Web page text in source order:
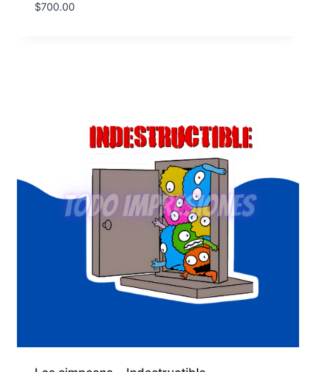
$700.00